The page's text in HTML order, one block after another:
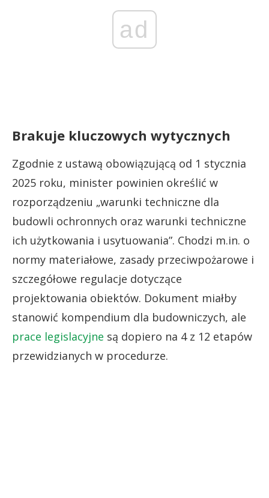
ad
Brakuje kluczowych wytycznych
Zgodnie z ustawą obowiązującą od 1 stycznia
2025 roku, minister powinien określić w
rozporządzeniu „warunki techniczne dla
budowli ochronnych oraz warunki techniczne
ich użytkowania i usytuowania”. Chodzi m.in. o
normy materiałowe, zasady przeciwpożarowe i
szczegółowe regulacje dotyczące
projektowania obiektów. Dokument miałby
stanowić kompendium dla budowniczych, ale
prace legislacyjne są dopiero na 4 z 12 etapów
przewidzianych w procedurze.